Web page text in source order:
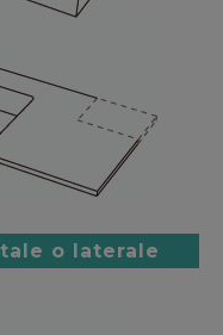
o laterale